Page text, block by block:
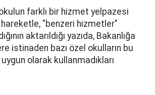
farklı bir hizmet yelpazesi
"benzeri hizmetler"
aktarıldığı yazıda, Bakanlığa
istinaden bazı özel okulların bu
uygun olarak kullanmadıkları